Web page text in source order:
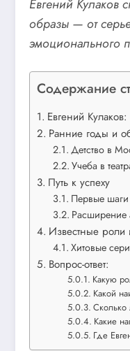
Евгений Кулаков
образы — от
эмоционального
Содержание
Евгений
Ранние годы и
Детство в
Учеба в
Путь к успеху
Первые
Расширение
Известные роли
Хитовые
Вопрос-ответ:
Какую
Какой
Сколько
Какие
Где